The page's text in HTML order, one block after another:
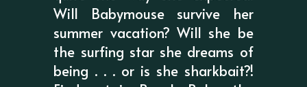
Will Babymouse survive her
summer vacation? Will she be
the surfing star she dreams of
being . . . or is she sharkbait?!